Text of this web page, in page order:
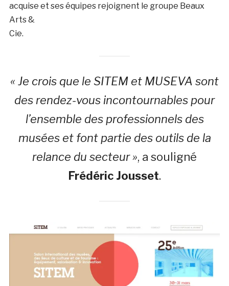
acquise et ses équipes rejoignent le groupe Beaux
Arts &
Cie.
« Je crois que le SITEM et MUSEVA sont
des rendez-vous incontournables pour
l’ensemble des professionnels des
musées et font partie des outils de la
relance du secteur », a souligné
Frédéric Jousset.